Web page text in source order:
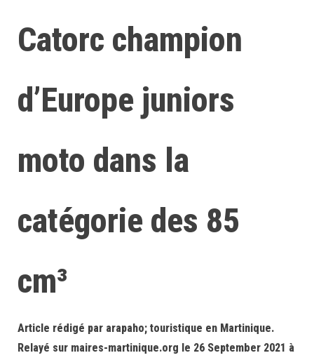
Catorc champion
d’Europe juniors
moto dans la
catégorie des 85
cm³
Article rédigé par arapaho; touristique en Martinique.
Relayé sur maires-martinique.org le 26 September 2021 à